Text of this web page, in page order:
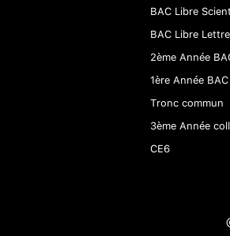
BAC Libre
BAC Libre
2ème Année
1ère Année BAC
Tronc commun
3ème Année
CE6